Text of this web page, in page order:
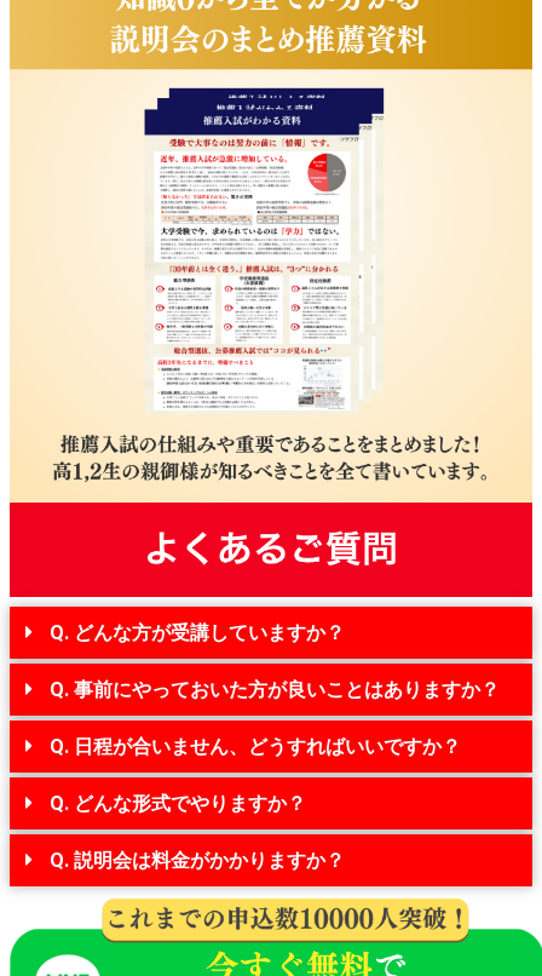
Q. どんな方が受講していますか？
Q. 事前にやっておいた方が良いことはありますか？
Q. 日程が合いません、どうすればいいですか？
Q. どんな形式でやりますか？
Q. 説明会は料金がかかりますか？